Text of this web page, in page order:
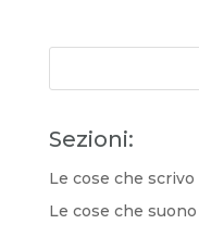
Sezioni:
Le cose che scrivo
Le cose che suono